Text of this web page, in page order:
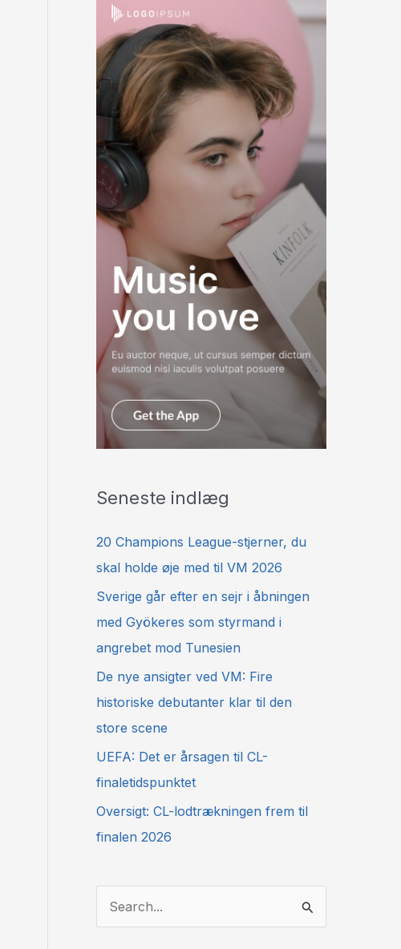
Seneste indlæg
20 Champions League-stjerner, du
skal holde øje med til VM 2026
Sverige går efter en sejr i åbningen
med Gyökeres som styrmand i
angrebet mod Tunesien
De nye ansigter ved VM: Fire
historiske debutanter klar til den
store scene
UEFA: Det er årsagen til CL-
finaletidspunktet
Oversigt: CL-lodtrækningen frem til
finalen 2026